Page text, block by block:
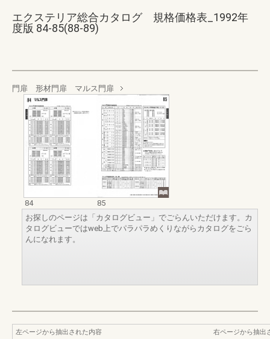
エクステリア総合カタログ 規格価格表_1992年
度版 84-85(88-89)
門扉 形材門扉 マルス門扉
84
85
お探しのページは「カタログビュー」でごらんいただけます。カ
タログビューではweb上でパラパラめくりながらカタログをごら
んになれます。
左ページから抽出された内容
右ページから抽出